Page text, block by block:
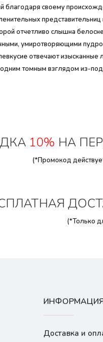
благодаря своему
отчетливо слышна
умиротворяющими
отвечают
томным взглядом из-
10% НА
(*Промокод
(*Только
Доставка и